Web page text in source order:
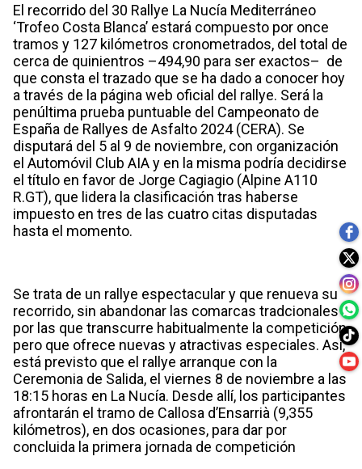
El recorrido del 30 Rallye La Nucía Mediterráneo
‘Trofeo Costa Blanca’ estará compuesto por once
tramos y 127 kilómetros cronometrados, del total de
cerca de quinientros –494,90 para ser exactos– de
que consta el trazado que se ha dado a conocer hoy
a través de la página web oficial del rallye. Será la
penúltima prueba puntuable del Campeonato de
España de Rallyes de Asfalto 2024 (CERA). Se
disputará del 5 al 9 de noviembre, con organización
el Automóvil Club AIA y en la misma podría decidirse
el título en favor de Jorge Cagiagio (Alpine A110
R.GT), que lidera la clasificación tras haberse
impuesto en tres de las cuatro citas disputadas
hasta el momento.
Se trata de un rallye espectacular y que renueva su
recorrido, sin abandonar las comarcas tradcionales
por las que transcurre habitualmente la competición,
pero que ofrece nuevas y atractivas especiales. Así,
está previsto que el rallye arranque con la
Ceremonia de Salida, el viernes 8 de noviembre a las
18:15 horas en La Nucía. Desde allí, los participantes
afrontarán el tramo de Callosa d’Ensarrià (9,355
kilómetros), en dos ocasiones, para dar por
concluida la primera jornada de competición